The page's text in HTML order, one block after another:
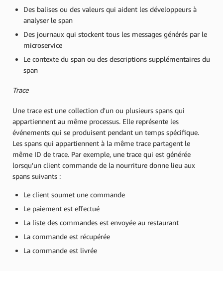
Des balises ou des valeurs qui aident les développeurs à
analyser le span
Des journaux qui stockent tous les messages générés par le
microservice
Le contexte du span ou des descriptions supplémentaires du
span
Trace
Une trace est une collection d'un ou plusieurs spans qui
appartiennent au même processus. Elle représente les
événements qui se produisent pendant un temps spécifique.
Les spans qui appartiennent à la même trace partagent le
même ID de trace. Par exemple, une trace qui est générée
lorsqu'un client commande de la nourriture donne lieu aux
spans suivants :
Le client soumet une commande
Le paiement est effectué
La liste des commandes est envoyée au restaurant
La commande est récupérée
La commande est livrée